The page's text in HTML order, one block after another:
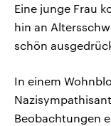
Eine junge Frau
hin an
schön
In einem
Beobachtungen